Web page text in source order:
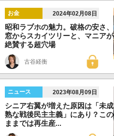
お金 2024年02月08日
昭和ラブホの魅力。破格の安さ、
窓からスカイツリーと、マニアが
絶賛する超穴場
古谷経衡
ニュース 2023年08月09日
シニア右翼が増えた原因は「未成
熟な戦後民主主義」にあり？この
ままでは再生産...